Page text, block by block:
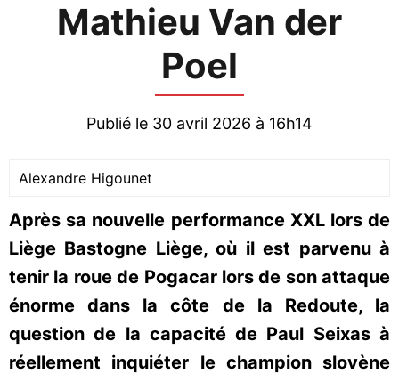
Mathieu Van der
Poel
Publié le 30 avril 2026 à 16h14
Alexandre Higounet
Après sa nouvelle performance XXL lors de
Liège Bastogne Liège, où il est parvenu à
tenir la roue de Pogacar lors de son attaque
énorme dans la côte de la Redoute, la
question de la capacité de Paul Seixas à
réellement inquiéter le champion slovène